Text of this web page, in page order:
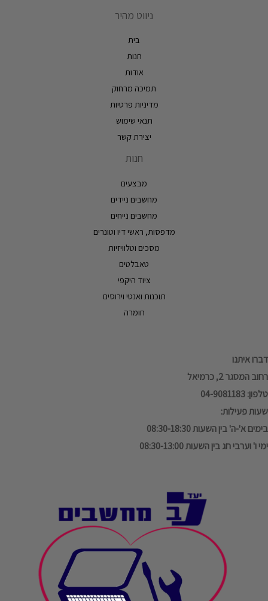
ניווט מהיר
בית
חנות
אודות
תמיכה מרחוק
מדיניות פרטיות
תנאי שימוש
יצירת קשר
חנות
מבצעים
מחשבים ניידים
מחשבים נייחים
מדפסות, ראשי דיו וטונרים
מסכים וטלוויזיות
טאבלטים
ציוד היקפי
תוכנות ואנטי וירוסים
חומרה
דברו איתנו
רחוב המסגר 2, כרמיאל
טלפון: 04-9081183
שעות פעילות:
בימים א'-ה' בין השעות 08:30-18:30
ימי ו' וערבי חג בין השעות 08:30-13:00